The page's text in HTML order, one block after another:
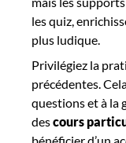
les quiz,
plus ludique.
Privilégiez la
précédentes.
questions et à la
descours